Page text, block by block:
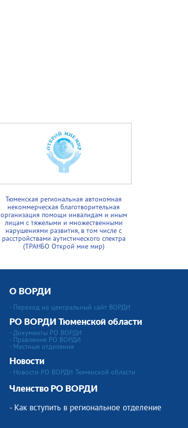
Тюменская региональная автономная
некоммерческая благотворительная
организация помощи инвалидам и иным
лицам с тяжелыми и множественными
нарушениями развития, в том числе с
расстройствами аутистического спектра
(ТРАНБО Открой мне мир)
О ВОРДИ
- Переход на центральный сайт ВОРДИ
РО ВОРДИ Тюменской области
- Документы РО ВОРДИ
- Правление РО ВОРДИ
- Местные отделения
Новости
- Новости РО ВОРДИ Тюменской области
Членство РО ВОРДИ
- Как вступить в региональное отделение